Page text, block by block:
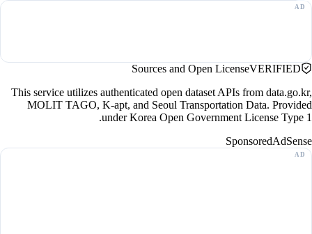
Sources and Open LicenseVERIFIED
This service utilizes authenticated open dataset APIs from data.go.kr,
MOLIT TAGO, K-apt, and Seoul Transportation Data. Provided
under Korea Open Government License Type 1.
SponsoredAdSense